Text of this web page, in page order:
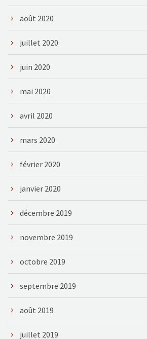
août 2020
juillet 2020
juin 2020
mai 2020
avril 2020
mars 2020
février 2020
janvier 2020
décembre 2019
novembre 2019
octobre 2019
septembre 2019
août 2019
juillet 2019